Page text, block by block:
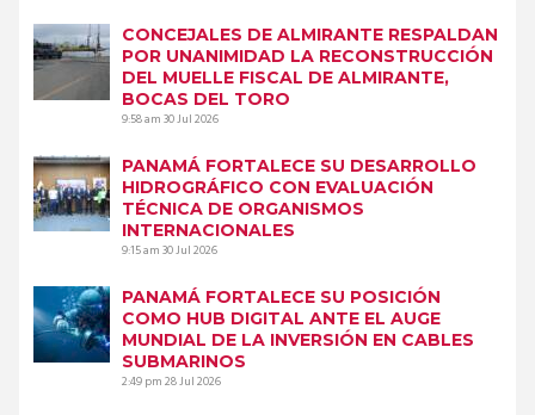
CONCEJALES DE ALMIRANTE RESPALDAN
POR UNANIMIDAD LA RECONSTRUCCIÓN
DEL MUELLE FISCAL DE ALMIRANTE,
BOCAS DEL TORO
9:58 am30 Jul 2026
PANAMÁ FORTALECE SU DESARROLLO
HIDROGRÁFICO CON EVALUACIÓN
TÉCNICA DE ORGANISMOS
INTERNACIONALES
9:15 am30 Jul 2026
PANAMÁ FORTALECE SU POSICIÓN
COMO HUB DIGITAL ANTE EL AUGE
MUNDIAL DE LA INVERSIÓN EN CABLES
SUBMARINOS
2:49 pm28 Jul 2026